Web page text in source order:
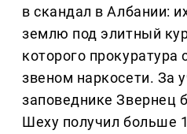
в скандал в Албании:
землю под элитный
которого
звеном наркосети. За
заповеднике Звернец
Шеху получил больше